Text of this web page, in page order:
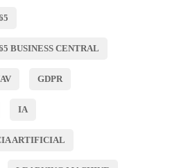
BUSINESS CENTRAL
GDPR
IA
ARTIFICIAL